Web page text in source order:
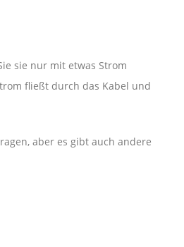
sie nur mit etwas Strom
fließt durch das Kabel und
aber es gibt auch andere